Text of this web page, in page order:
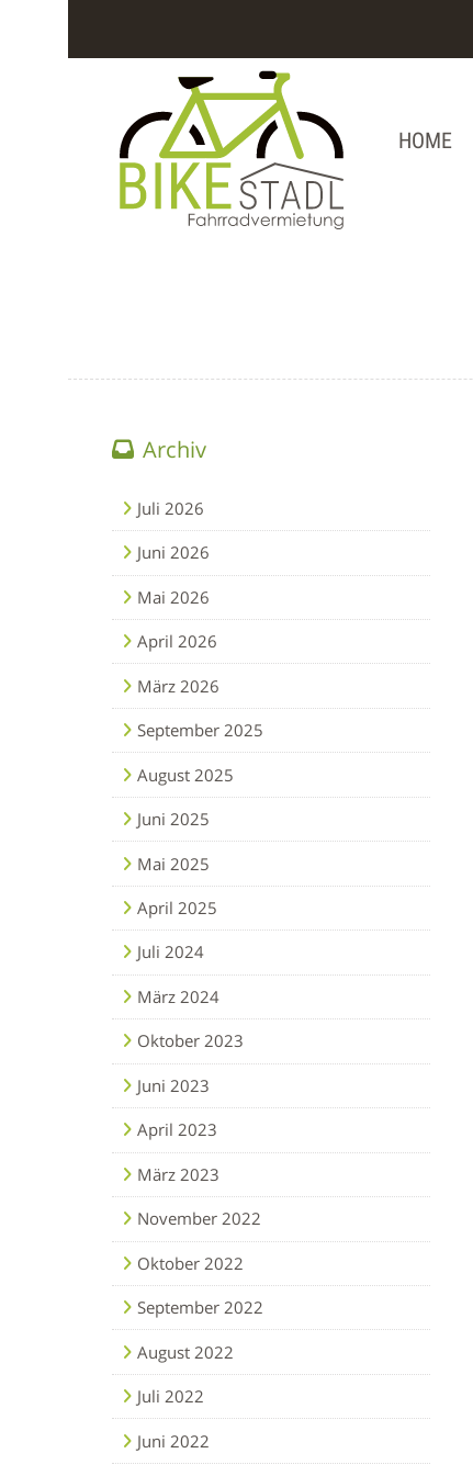
HOME
Archiv
Juli 2026
Juni 2026
Mai 2026
April 2026
März 2026
September 2025
August 2025
Juni 2025
Mai 2025
April 2025
Juli 2024
März 2024
Oktober 2023
Juni 2023
April 2023
März 2023
November 2022
Oktober 2022
September 2022
August 2022
Juli 2022
Juni 2022